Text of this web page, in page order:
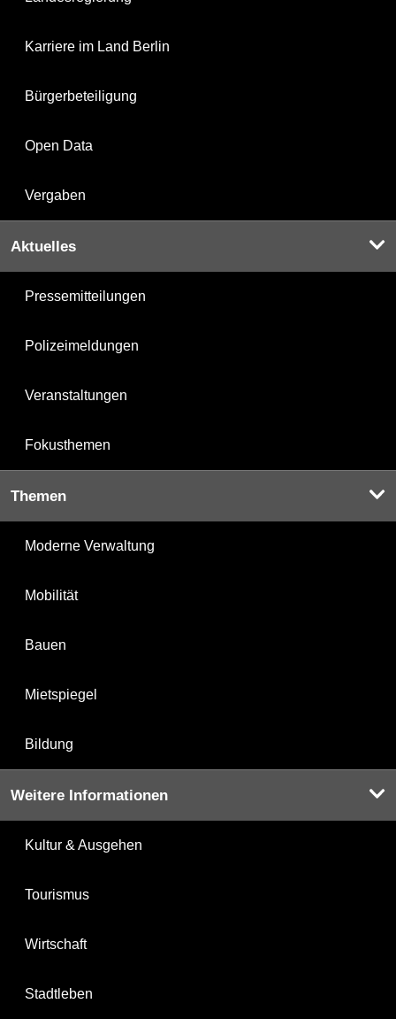
Karriere im Land Berlin
Bürgerbeteiligung
Open Data
Vergaben
Aktuelles
Pressemitteilungen
Polizeimeldungen
Veranstaltungen
Fokusthemen
Themen
Moderne Verwaltung
Mobilität
Bauen
Mietspiegel
Bildung
Weitere Informationen
Kultur & Ausgehen
Tourismus
Wirtschaft
Stadtleben